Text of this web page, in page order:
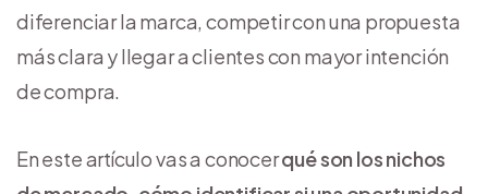
diferenciar la marca, competir con una propuesta
más clara y llegar a clientes con mayor intención
de compra.
En este artículo vas a conocerqué son los nichos